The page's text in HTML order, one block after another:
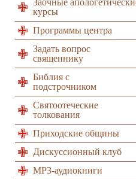
Заочные
курсы
Программы центра
Задать вопрос
священнику
Библия с
подстрочником
Святоотеческие
толкования
Приходские общины
Дискуссионный клуб
MP3-аудиокниги